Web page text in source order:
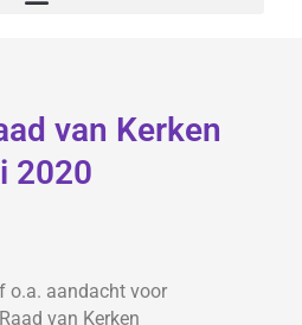
van Kerken
2020
o.a. aandacht voor
van Kerken